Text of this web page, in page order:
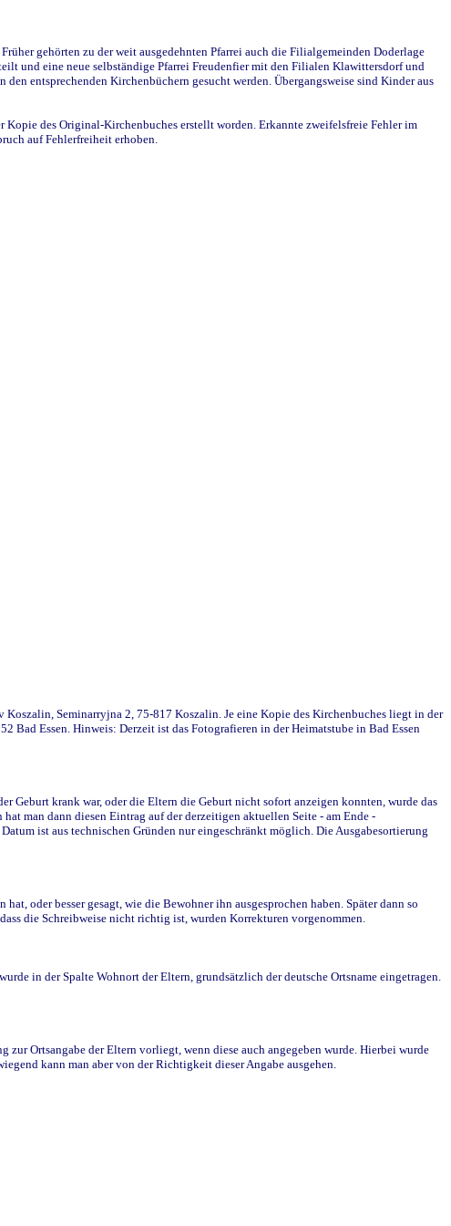
gehörten zu der weit ausgedehnten Pfarrei auch die Filialgemeinden Doderlage
und eine neue selbständige Pfarrei Freudenfier mit den Filialen Klawittersdorf und
entsprechenden Kirchenbüchern gesucht werden. Übergangsweise sind Kinder aus
des Original-Kirchenbuches erstellt worden. Erkannte zweifelsfreie Fehler im
auf Fehlerfreiheit erhoben.
Seminarryjna 2, 75-817 Koszalin. Je eine Kopie des Kirchenbuches liegt in der
Bad Essen. Hinweis: Derzeit ist das Fotografieren in der Heimatstube in Bad Essen
Geburt krank war, oder die Eltern die Geburt nicht sofort anzeigen konnten, wurde das
man dann diesen Eintrag auf der derzeitigen aktuellen Seite - am Ende -
ist aus technischen Gründen nur eingeschränkt möglich. Die Ausgabesortierung
oder besser gesagt, wie die Bewohner ihn ausgesprochen haben. Später dann so
die Schreibweise nicht richtig ist, wurden Korrekturen vorgenommen.
in der Spalte Wohnort der Eltern, grundsätzlich der deutsche Ortsname eingetragen.
Ortsangabe der Eltern vorliegt, wenn diese auch angegeben wurde. Hierbei wurde
kann man aber von der Richtigkeit dieser Angabe ausgehen.